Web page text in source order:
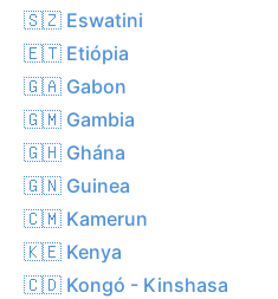
🇸🇿 Eswatini
🇪🇹 Etiópia
🇬🇦 Gabon
🇬🇲 Gambia
🇬🇭 Ghána
🇬🇳 Guinea
🇨🇲 Kamerun
🇰🇪 Kenya
🇨🇩 Kongó - Kinshasa